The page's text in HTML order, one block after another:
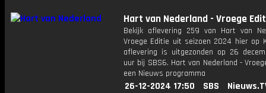
Hart van Nederland - Vroege
Bekijk aflevering 259 van Hart van
Vroege Editie uit seizoen 2024 hier op
aflevering is uitgezonden op 26
uur bij SBS6. Hart van Nederland -
een Nieuws programma
26-12-2024 17:50 SBS